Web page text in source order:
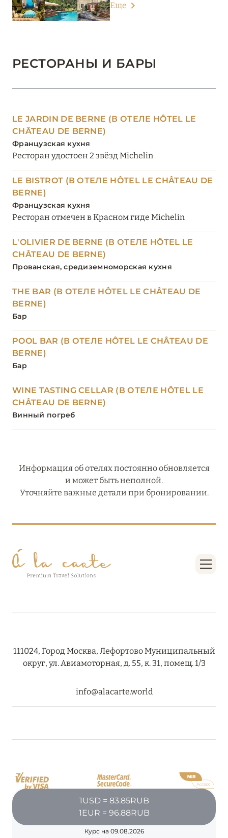
Еще
РЕСТОРАНЫ И БАРЫ
LE JARDIN DE BERNE (В ОТЕЛЕ HÔTEL LE
CHÂTEAU DE BERNE)
Французская кухня
Ресторан удостоен 2 звёзд Michelin
LE BISTROT (В ОТЕЛЕ HÔTEL LE CHÂTEAU DE
BERNE)
Французская кухня
Ресторан отмечен в Красном гиде Michelin
L'OLIVIER DE BERNE (В ОТЕЛЕ HÔTEL LE
CHÂTEAU DE BERNE)
Прованская, средиземноморская кухня
THE BAR (В ОТЕЛЕ HÔTEL LE CHÂTEAU DE
BERNE)
Бар
POOL BAR (В ОТЕЛЕ HÔTEL LE CHÂTEAU DE
BERNE)
Бар
WINE TASTING CELLAR (В ОТЕЛЕ HÔTEL LE
CHÂTEAU DE BERNE)
Винный погреб
Информация об отелях постоянно обновляется
и может быть неполной.
Уточняйте важные детали при бронировании.
111024, Город Москва, Лефортово Муниципальный
округ, ул. Авиамоторная, д. 55, к. 31, помещ. 1/3
info@alacarte.world
1USD = 83.85RUB
1EUR = 96.88RUB
Курс на 09.08.2026